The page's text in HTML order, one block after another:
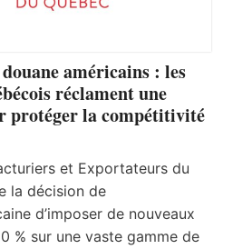
américains : les
réclament une
protéger la compétitivité
et Exportateurs du
la décision de
d’imposer de nouveaux
% sur une vaste gamme de